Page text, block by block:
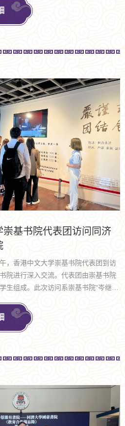
解，共商书院联盟合作新范式。
崇基书院代表团访问同济
，香港中文大学崇基书院代表团到访
院进行深入交流。代表团由崇基书院
生组成。此次访问系崇基书院“岑继华
院相互了解，探讨合作新模式，共同
展。